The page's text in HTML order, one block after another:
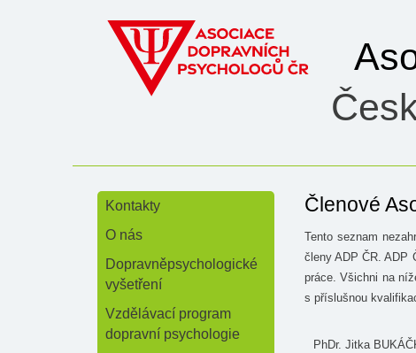
Kontakty
O nás
Dopravněpsychologické
vyšetření
Vzdělávací program
dopravní psychologie
Členové
Tento seznam
členy ADP ČR. ADP
práce. Všichni na
s příslušnou
PhDr. Jitka